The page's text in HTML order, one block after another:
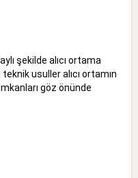
şekilde alıcı ortama
usuller alıcı ortamın
göz önünde